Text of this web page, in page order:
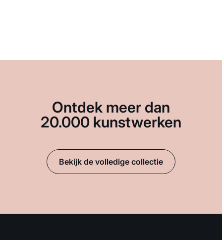
Ontdek meer dan
20.000 kunstwerken
Bekijk de volledige collectie